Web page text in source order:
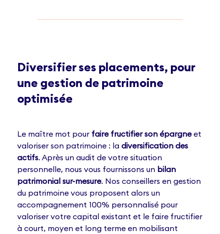
Diversifier ses placements, pour
une gestion de patrimoine
optimisée
Le maître mot pour faire fructifier son épargneet
valoriser son patrimoine : la diversification des
actifs. Après un audit de votre situation
personnelle, nous vous fournissons un bilan
patrimonial sur-mesure. Nos conseillers en gestion
du patrimoine vous proposent alors un
accompagnement 100% personnalisé pour
valoriser votre capital existant et le faire fructifier
à court, moyen et long terme en mobilisant